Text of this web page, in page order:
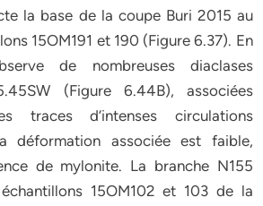
la base de la coupe Buri 2015 au
15OM191 et 190 (Figure 6.37). En
de nombreuses diaclases
(Figure 6.44B), associées
traces d’intenses circulations
déformation associée est faible,
de mylonite. La branche N155
15OM102 et 103 de la